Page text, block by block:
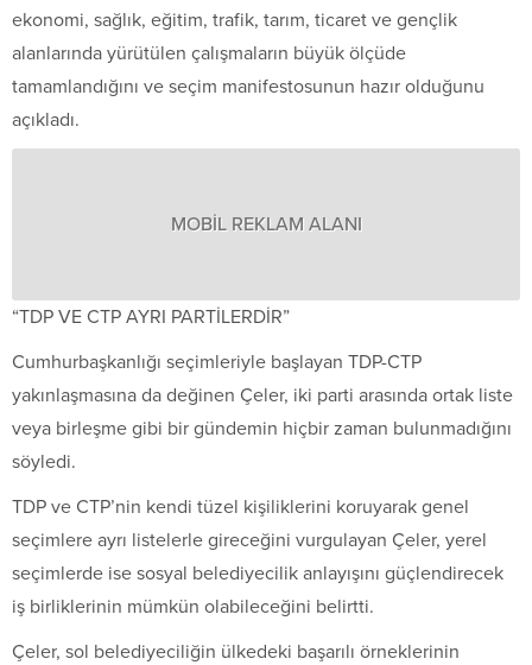
ekonomi, sağlık, eğitim, trafik, tarım, ticaret ve gençlik
alanlarında yürütülen çalışmaların büyük ölçüde
tamamlandığını ve seçim manifestosunun hazır olduğunu
açıkladı.
MOBİL REKLAM ALANI
“TDP VE CTP AYRI PARTİLERDİR”
Cumhurbaşkanlığı seçimleriyle başlayan TDP-CTP
yakınlaşmasına da değinen Çeler, iki parti arasında ortak liste
veya birleşme gibi bir gündemin hiçbir zaman bulunmadığını
söyledi.
TDP ve CTP’nin kendi tüzel kişiliklerini koruyarak genel
seçimlere ayrı listelerle gireceğini vurgulayan Çeler, yerel
seçimlerde ise sosyal belediyecilik anlayışını güçlendirecek
iş birliklerinin mümkün olabileceğini belirtti.
Çeler, sol belediyeciliğin ülkedeki başarılı örneklerinin